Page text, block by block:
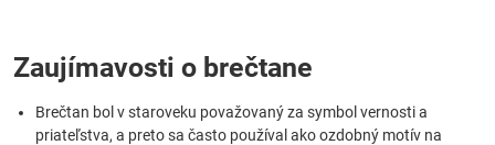
Zaujímavosti o brečtane
Brečtan bol v staroveku považovaný za symbol vernosti a
priateľstva, a preto sa často používal ako ozdobný motív na